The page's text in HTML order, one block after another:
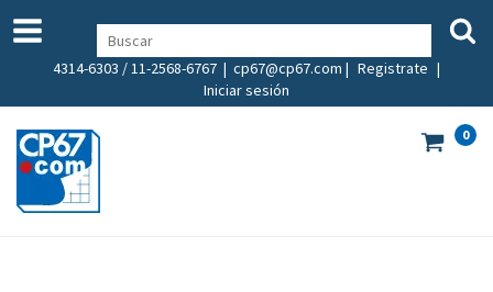
4314-6303 / 11-2568-6767 | cp67@cp67.com | Registrate |
Iniciar sesión
0